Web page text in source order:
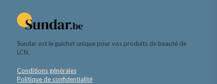
Sundar est le guichet unique pour vos produits de beauté de
LCN.
Conditions générales
Politique de confidentialité